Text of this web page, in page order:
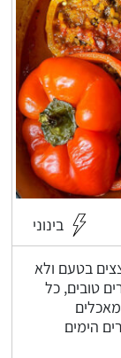
בינוני
בטעם ולא
טובים, כל
הימים